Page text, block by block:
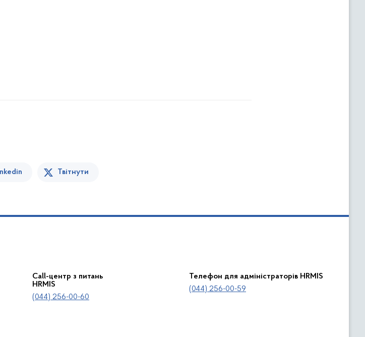
Твітнути
Call-центр з питань
HRMIS
(044) 256-00-60
Телефон для адміністраторів HRMIS
(044) 256-00-59